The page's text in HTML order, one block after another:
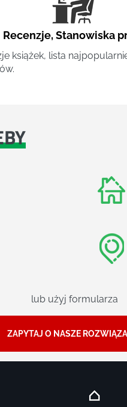
Recenzje,Stanowiska
książek, lista
lub użyj formularza
ZAPYTAJ O NASZE